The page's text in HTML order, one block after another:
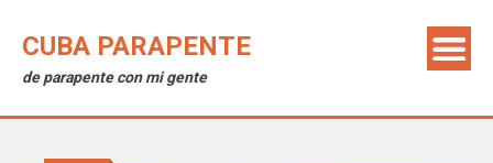
CUBA PARAPENTE
de parapente con mi gente